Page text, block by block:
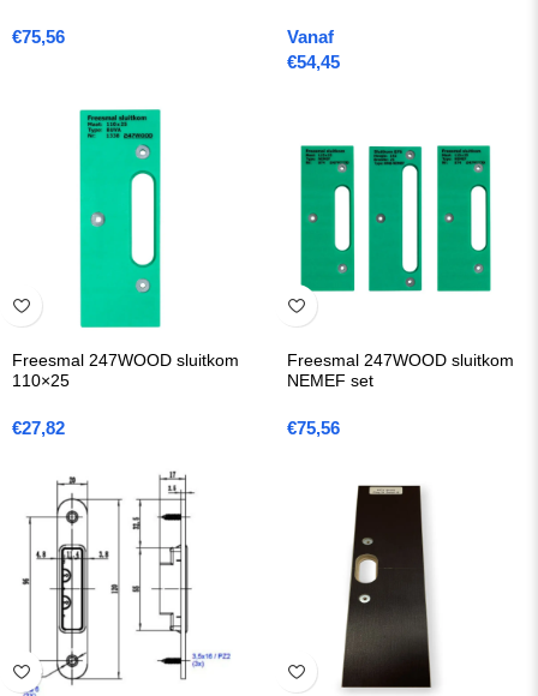
€75,56
Vanaf
€54,45
Freesmal 247WOOD sluitkom
110×25
€27,82
Freesmal 247WOOD sluitkom
NEMEF set
€75,56